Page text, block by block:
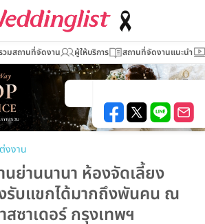
วมสถานที่จัดงาน ผู้ให้บริการ สถานที่จัดงานแนะนำ
งงาน
นย่านนานา ห้องจัดเลี้ยง
รับแขกได้มากถึงพันคน ณ
ซาเดอร์ กรุงเทพฯ